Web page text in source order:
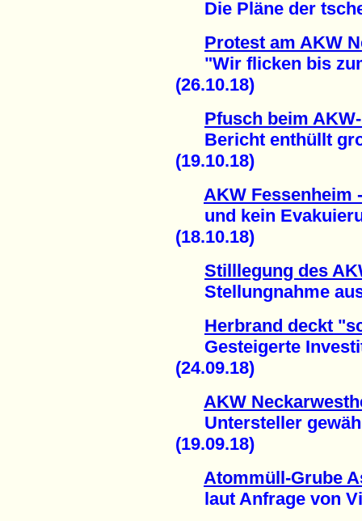
Die Pläne der
Protest am AKW
"Wir flicken bis
(26.10.18)
Pfusch beim
Bericht enthüllt
(19.10.18)
AKW Fessenheim
und kein
(18.10.18)
Stilllegung des
Stellungnahme aus
Herbrand deckt
Gesteigerte
(24.09.18)
AKW
Untersteller
(19.09.18)
Atommüll-Grube
laut Anfrage von